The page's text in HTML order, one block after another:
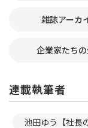
雑誌アーカ
企業家たち
連載執筆者
池田ゆう【社長